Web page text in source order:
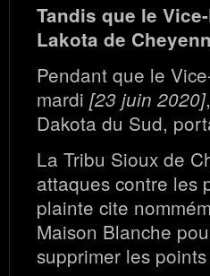
Tandis que le
Lakota de
Pendant que le
mardi [23 juin 2020]
Dakota du Sud,
La Tribu Sioux de
attaques contre les
plainte cite
Maison Blanche
supprimer les